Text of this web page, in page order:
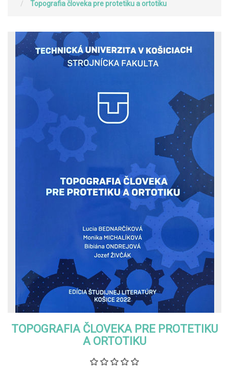
Topografia človeka pre protetiku a ortotiku
TOPOGRAFIA ČLOVEKA PRE PROTETIKU
A ORTOTIKU